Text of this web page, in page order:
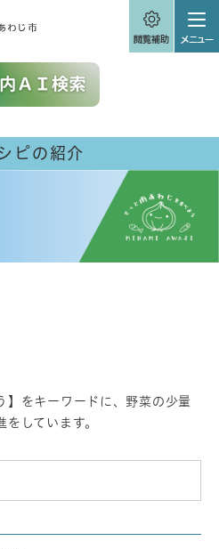
ピの紹介
】をキーワードに、野菜の少量
しています。